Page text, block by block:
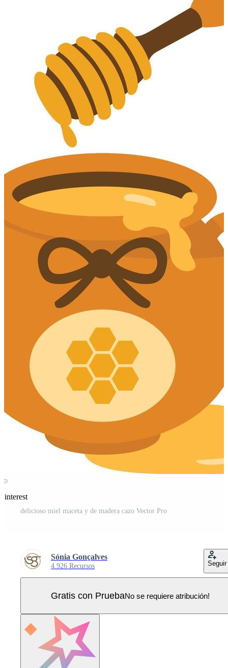
delicioso miel maceta y de madera cazo Vector Pro
Sónia Gonçalves
4.926 Recursos Seguir
Gratis con PruebaNo se requiere atribución!